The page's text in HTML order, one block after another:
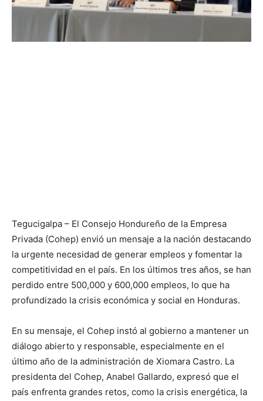
Tegucigalpa – El Consejo Hondureño de la Empresa
Privada (Cohep) envió un mensaje a la nación destacando
la urgente necesidad de generar empleos y fomentar la
competitividad en el país. En los últimos tres años, se han
perdido entre 500,000 y 600,000 empleos, lo que ha
profundizado la crisis económica y social en Honduras.
En su mensaje, el Cohep instó al gobierno a mantener un
diálogo abierto y responsable, especialmente en el
último año de la administración de Xiomara Castro. La
presidenta del Cohep, Anabel Gallardo, expresó que el
país enfrenta grandes retos, como la crisis energética, la